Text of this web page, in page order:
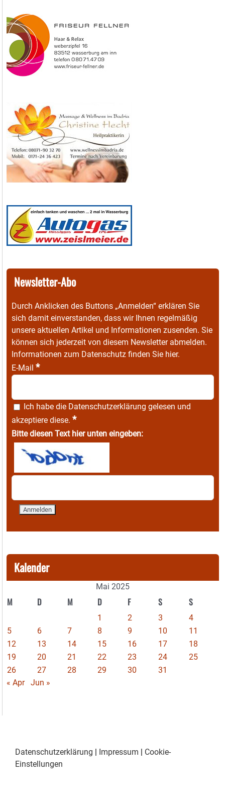
Newsletter-Abo
Durch Anklicken des Buttons „Anmelden“ erklären Sie
sich damit einverstanden, dass wir Ihnen regelmäßig
unsere aktuellen Artikel und Informationen zusenden. Sie
können sich jederzeit von diesem Newsletter abmelden.
Informationen zum Datenschutz finden Sie hier.
E-Mail *
Ich habe die Datenschutzerklärung gelesen und
akzeptiere diese. *
Bitte diesen Text hier unten eingeben:
Kalender
Mai 2025
M D M D F S S
1 2 3
4
5
6 7 8 9 10
11
12
13 14 15 16 17
18
19
20 21 22 23 24
25
26
27 28 29 30
31
« Apr
Jun »
Datenschutzerklärung | Impressum | Cookie-
Einstellungen